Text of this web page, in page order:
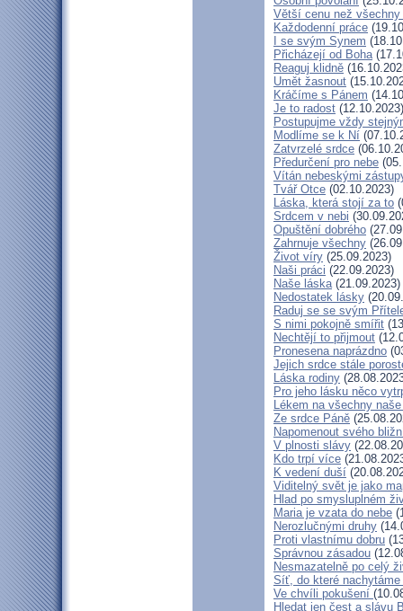
Větší cenu než všechny
Každodenní práce
I se svým Synem
Přicházejí od Boha
Reaguj klidně
Umět žasnout
Kráčíme s Pánem
Je to radost (12.10.2023)
Postupujme vždy
Modlíme se k Ní
Zatvrzelé srdce
Předurčení pro nebe
Vítán nebeskými
Tvář Otce (02.10.2023)
Láska, která stojí za to
Srdcem v nebi
Opuštění dobrého
Zahrnuje všechny
Život víry (25.09.2023)
Naši práci (22.09.2023)
Naše láska(21.09.2023)
Nedostatek lásky
Raduj se se svým
S nimi pokojně smířit
Nechtějí to přijmout
Pronesena naprázdno
Jejich srdce stále
Láska rodiny
Pro jeho lásku něco
Lékem na všechny
Ze srdce Páně
Napomenout svého
V plnosti slávy
Kdo trpí více
K vedení duší
Viditelný svět je jako
Hlad po smysluplném
Maria je vzata do nebe
Nerozlučnými druhy
Proti vlastnímu dobru
Správnou zásadou
Nesmazatelně po celý
Síť, do které
Ve chvíli pokušení
Hledat jen čest a slávu